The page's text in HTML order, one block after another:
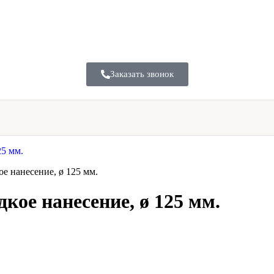
Заказать звонок
нанесение, ø 125 мм.
нанесение, ø 125 мм.